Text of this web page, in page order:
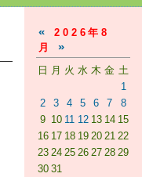
« 2026年8
月
»
日 月 火 水 木 金 土
1
2
3 4 5 6 7
8
9 10 11 12 13 14 15
16 17 18 19 20 21 22
23 24 25 26 27 28 29
30 31